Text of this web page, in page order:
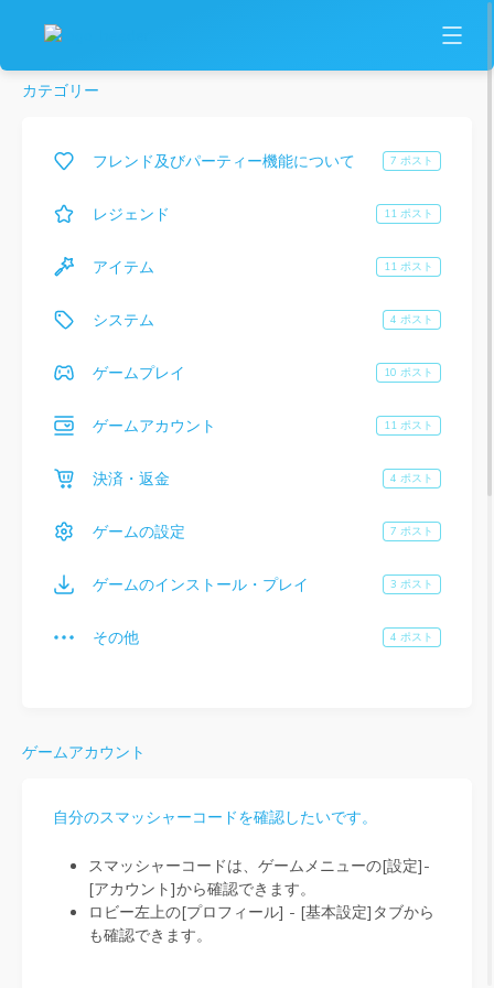
カテゴリー
フレンド及びパーティー機能について 7 ポスト
レジェンド 11 ポスト
アイテム 11 ポスト
システム 4 ポスト
ゲームプレイ 10 ポスト
ゲームアカウント 11 ポスト
決済・返金 4 ポスト
ゲームの設定 7 ポスト
ゲームのインストール・プレイ 3 ポスト
その他 4 ポスト
ゲームアカウント
自分のスマッシャーコードを確認したいです。
スマッシャーコードは、ゲームメニューの[設定]-
[アカウント]から確認できます。
ロビー左上の[プロフィール] - [基本設定]タブから
も確認できます。